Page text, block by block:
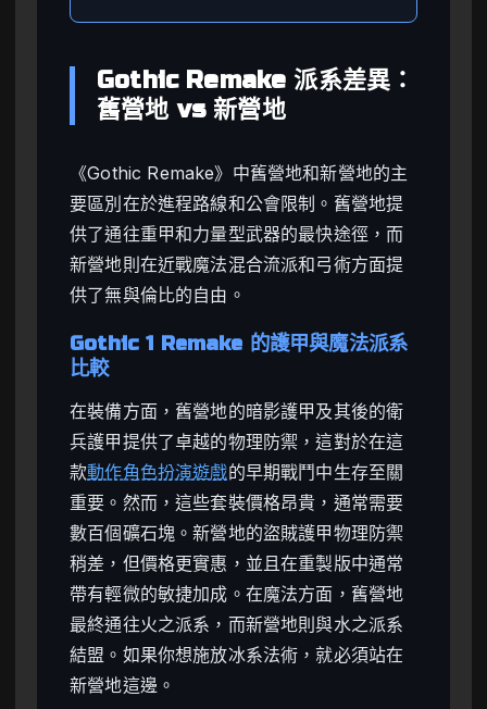
Gothic Remake 派系差異：
舊營地 vs 新營地
《Gothic Remake》中舊營地和新營地的主
要區別在於進程路線和公會限制。舊營地提
供了通往重甲和力量型武器的最快途徑，而
新營地則在近戰魔法混合流派和弓術方面提
供了無與倫比的自由。
Gothic 1 Remake 的護甲與魔法派系
比較
在裝備方面，舊營地的暗影護甲及其後的衛
兵護甲提供了卓越的物理防禦，這對於在這
款動作角色扮演遊戲的早期戰鬥中生存至關
重要。然而，這些套裝價格昂貴，通常需要
數百個礦石塊。新營地的盜賊護甲物理防禦
稍差，但價格更實惠，並且在重製版中通常
帶有輕微的敏捷加成。在魔法方面，舊營地
最終通往火之派系，而新營地則與水之派系
結盟。如果你想施放冰系法術，就必須站在
新營地這邊。